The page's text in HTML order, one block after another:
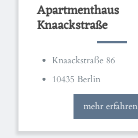
Apartmenthaus
Knaackstraße
Knaackstraße 86
10435 Berlin
mehr erfahren